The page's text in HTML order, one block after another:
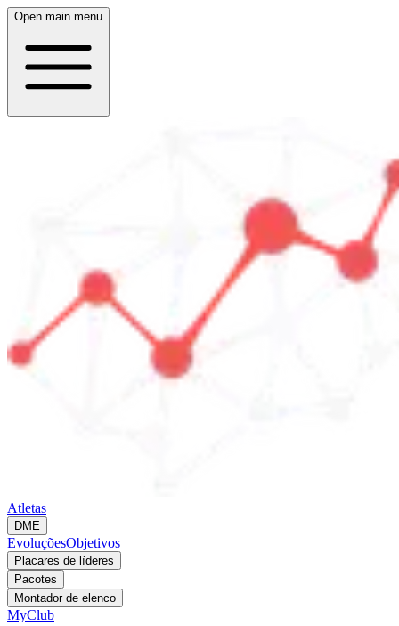
Open main menu
Atletas
DME
EvoluçõesObjetivos
Placares de líderes
Pacotes
Montador de elenco
MyClub